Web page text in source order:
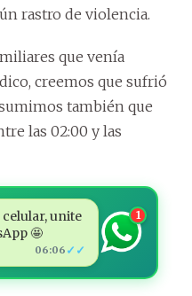
rastro de violencia.
que venía
creemos que sufrió
también que
las 02:00 y las
unite
🤩
06:06 ✓✓
1